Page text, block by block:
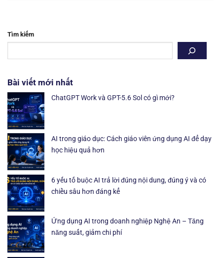
Tìm kiếm
Bài viết mới nhất
ChatGPT Work và GPT-5.6 Sol có gì mới?
AI trong giáo dục: Cách giáo viên ứng dụng AI để dạy
học hiệu quả hơn
6 yếu tố buộc AI trả lời đúng nội dung, đúng ý và có
chiều sâu hơn đáng kể
Ứng dụng AI trong doanh nghiệp Nghệ An – Tăng
năng suất, giảm chi phí